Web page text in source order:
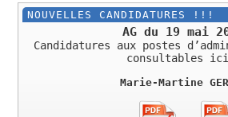
NOUVELLES CANDIDATURES !!!
AG du 19 mai
Candidatures aux postes
consultables
Marie-Martine